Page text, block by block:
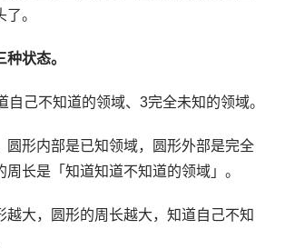
。
状态。
自己不知道的领域、3完全未知的领域。
圆形内部是已知领域，圆形外部是完全
周长是「知道知道不知道的领域」。
越大，圆形的周长越大，知道自己不知